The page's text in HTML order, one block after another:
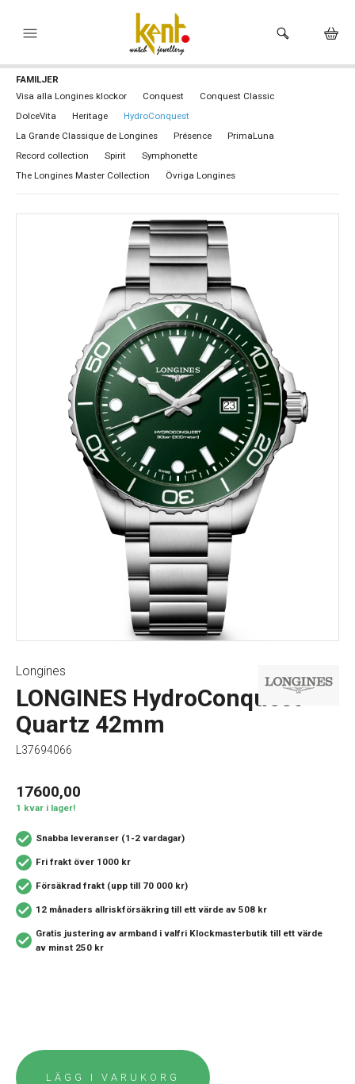
HEM
KLOCKOR
VARUMÄRKEN
FAMILJER
Visa alla Longines klockor
Conquest
Conquest Classic
DolceVita
Heritage
HydroConquest
La Grande Classique de Longines
Présence
PrimaLuna
Record collection
Spirit
Symphonette
The Longines Master Collection
Övriga Longines
Longines
LONGINES HydroConquest
Quartz 42mm
L37694066
17600,00
1 kvar i lager!
Snabba leveranser (1-2 vardagar)
Fri frakt över 1000 kr
Försäkrad frakt (upp till 70 000 kr)
12 månaders allriskförsäkring till ett värde av 508 kr
Gratis justering av armband i valfri Klockmasterbutik till ett värde
av minst 250 kr
LÄGG I VARUKORG